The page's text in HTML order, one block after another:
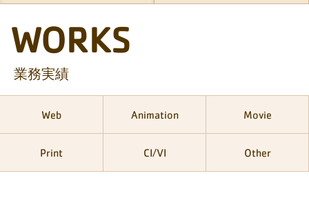
WORKS
業務実績
Web Animation Movie
Print CI/VI Other